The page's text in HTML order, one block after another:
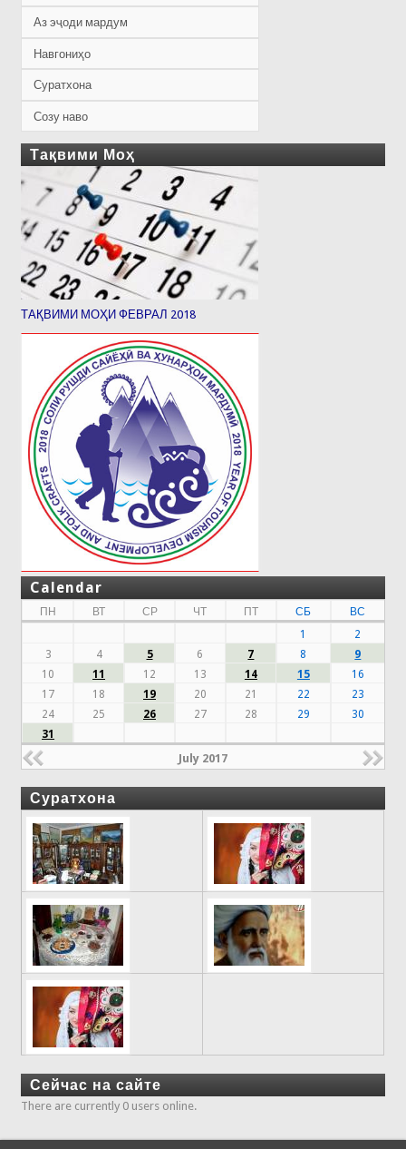
Аз эҷоди мардум
Навгониҳо
Суратхона
Созу наво
Тақвими Моҳ
ТАҚВИМИ МОҲИ ФЕВРАЛ 2018
Calendar
ПН ВТ СР ЧТ ПТ СБ
ВС
1
2
3
4 5 6 7 8
9
10
11 12 13 14 15
16
17
18 19 20 21 22
23
24
25 26 27 28 29
30
31
July 2017
Суратхона
Сейчас на сайте
There are currently 0 users online.